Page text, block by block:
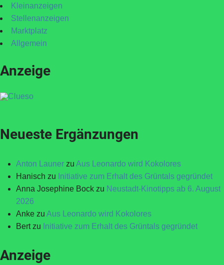
Kleinanzeigen
Stellenanzeigen
Marktplatz
Allgemein
Anzeige
Neueste Ergänzungen
Anton Launer zu Aus Leonardo wird Kokolores
Hanisch zu Initiative zum Erhalt des Grüntals gegründet
Anna Josephine Bock zu Neustadt-Kinotipps ab 6. August
2026
Anke zu Aus Leonardo wird Kokolores
Bertzu Initiative zum Erhalt des Grüntals gegründet
Anzeige